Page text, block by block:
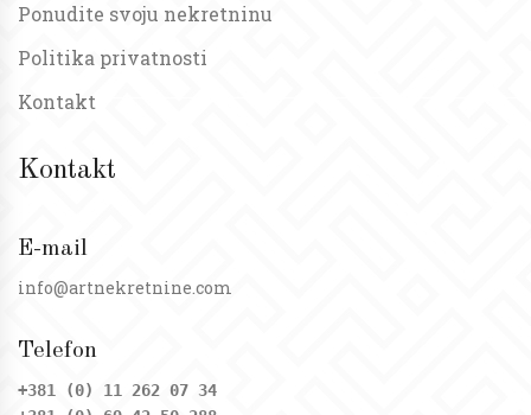
Ponudite svoju nekretninu
Politika privatnosti
Kontakt
Kontakt
E-mail
info@artnekretnine.com
Telefon
+381 (0) 11 262 07 34